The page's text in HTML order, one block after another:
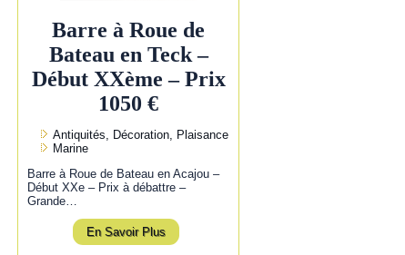
Barre à Roue de
Bateau en Teck –
Début XXème – Prix
1050 €
Antiquités, Décoration, Plaisance
Marine
Barre à Roue de Bateau en Acajou –
Début XXe – Prix à débattre –
Grande…
En Savoir Plus